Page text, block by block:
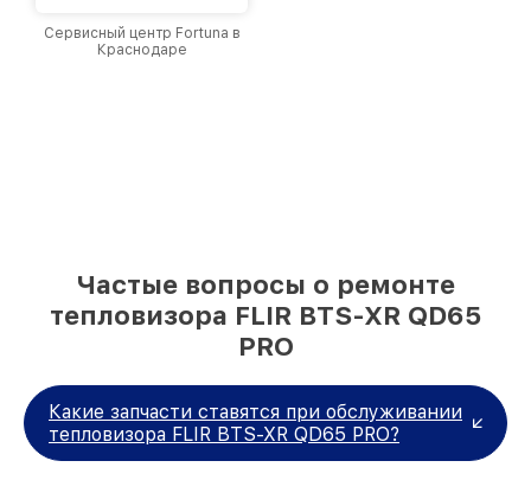
Сервисный центр Fortuna в
Краснодаре
Частые вопросы о ремонте
тепловизора FLIR BTS-XR QD65
PRO
Какие запчасти ставятся при обслуживании
тепловизора FLIR BTS-XR QD65 PRO?